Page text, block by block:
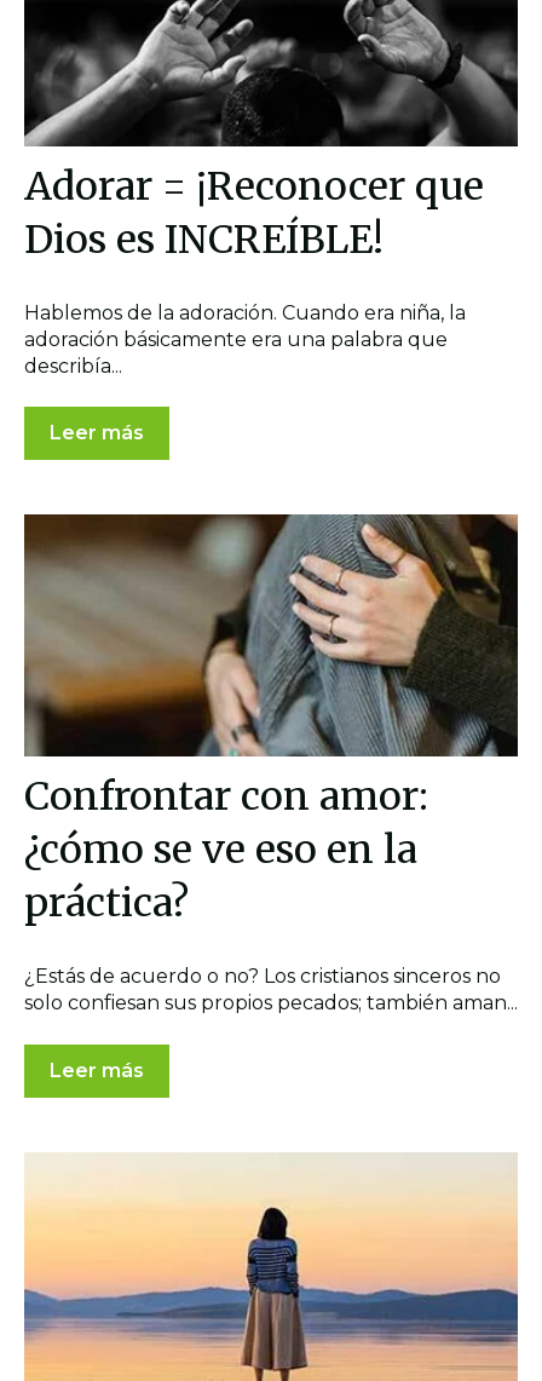
Adorar = ¡Reconocer que
Dios es INCREÍBLE!
Hablemos de la adoración. Cuando era niña, la
adoración básicamente era una palabra que
describía...
Leer más
Confrontar con amor:
¿cómo se ve eso en la
práctica?
¿Estás de acuerdo o no? Los cristianos sinceros no
solo confiesan sus propios pecados; también aman...
Leer más